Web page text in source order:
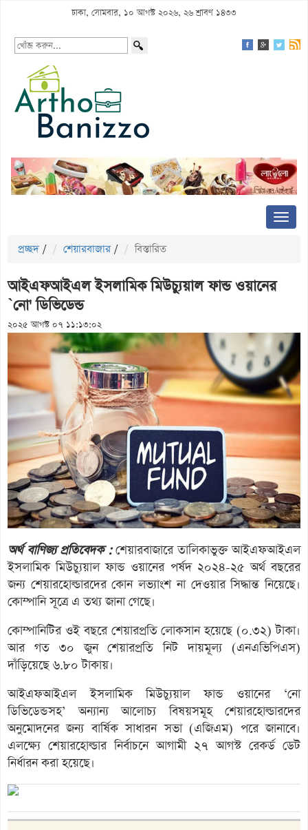
ঢাকা, সোমবার, ১০ আগস্ট ২০২৬, ২৬ শ্রাবণ ১৪৩৩
প্রচ্ছদ / শেয়ারবাজার / বিস্তারিত
আইএফআইএল ইসলামিক মিউচ্যুয়াল ফান্ড ওয়ানের
`নো' ডিভিডেন্ড
২০২৫ আগস্ট ০৭ ১১:১৩:০২
অর্থ বাণিজ্য প্রতিবেদক :শেয়ারবাজারে তালিকাভুক্ত আইএফআইএল
ইসলামিক মিউচ্যুয়াল ফান্ড ওয়ানের পর্ষদ ২০২৪-২৫ অর্থ বছরের
জন্য শেয়ারহোল্ডারদের কোন লভ্যাংশ না দেওয়ার সিদ্ধান্ত নিয়েছে।
কোম্পানি সূত্রে এ তথ্য জানা গেছে।
কোম্পানিটির ওই বছরে শেয়ারপ্রতি লোকসান হয়েছে (০.৩২) টাকা।
আর গত ৩০ জুন শেয়ারপ্রতি নিট দায়মূল্য (এনএভিপিএস)
দাঁড়িয়েছে ৬.৮০ টাকায়।
আইএফআইএল ইসলামিক মিউচ্যুয়াল ফান্ড ওয়ানের ‘নো
ডিভিডেন্ডসহ’ অন্যান্য আলোচ্য বিষয়সমূহ শেয়ারহোল্ডারদের
অনুমোদনের জন্য বার্ষিক সাধারন সভা (এজিএম) পরে জানাবে।
এলক্ষ্যে শেয়ারহোল্ডার নির্বাচনে আগামী ২৭ আগস্ট রেকর্ড ডেট
নির্ধারন করা হয়েছে।